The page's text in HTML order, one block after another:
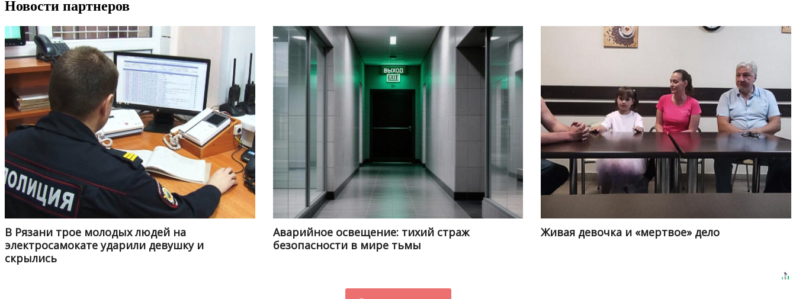
Новости партнеров
В Рязани трое молодых людей на
электросамокате ударили девушку и
скрылись
Аварийное освещение: тихий страж
безопасности в мире тьмы
Живая девочка и «мертвое» дело